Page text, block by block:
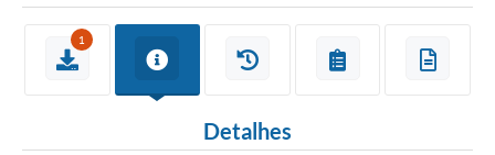
1
Detalhes